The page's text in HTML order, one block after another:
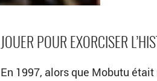
JOUER POUR EXORCISER
En 1997, alors que Mobutu